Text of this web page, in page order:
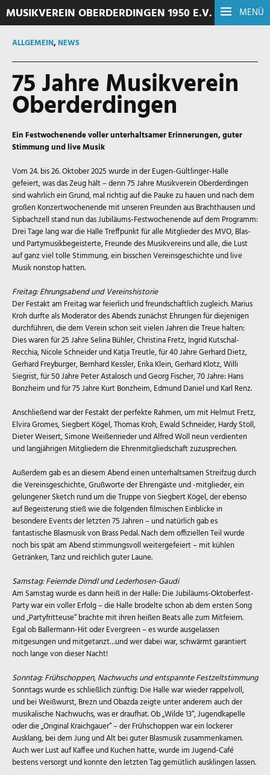
MENÜ
MUSIKVEREIN OBERDERDINGEN 1950 E.V.
ALLGEMEIN,NEWS
75 Jahre Musikverein
Oberderdingen
Ein Festwochenende voller unterhaltsamer Erinnerungen, guter
Stimmung und live Musik
Vom 24. bis 26. Oktober 2025 wurde in der Eugen-Gültlinger-Halle
gefeiert, was das Zeug hält – denn 75 Jahre Musikverein Oberderdingen
sind wahrlich ein Grund, mal richtig auf die Pauke zu hauen und nach dem
großen Konzertwochenende mit unseren Freunden aus Brachthausen und
Sipbachzell stand nun das Jubiläums-Festwochenende auf dem Programm:
Drei Tage lang war die Halle Treffpunkt für alle Mitglieder des MVO, Blas-
und Partymusikbegeisterte, Freunde des Musikvereins und alle, die Lust
auf ganz viel tolle Stimmung, ein bisschen Vereinsgeschichte und live
Musik nonstop hatten.
Freitag: Ehrungsabend und Vereinshistorie
Der Festakt am Freitag war feierlich und freundschaftlich zugleich. Marius
Kroh durfte als Moderator des Abends zunächst Ehrungen für diejenigen
durchführen, die dem Verein schon seit vielen Jahren die Treue halten:
Dies waren für 25 Jahre Selina Bühler, Christina Fretz, Ingrid Kutschal-
Recchia, Nicole Schneider und Katja Treutle, für 40 Jahre Gerhard Dietz,
Gerhard Freyburger, Bernhard Kessler, Erika Klein, Gerhard Klotz, Willi
Siegrist, für 50 Jahre Peter Astalosch und Georg Fischer, 70 Jahre: Hans
Bonzheim und für 75 Jahre Kurt Bonzheim, Edmund Daniel und Karl Renz.
Anschließend war der Festakt der perfekte Rahmen, um mit Helmut Fretz,
Elvira Gromes, Siegbert Kögel, Thomas Kroh, Ewald Schneider, Hardy Stoll,
Dieter Weisert, Simone Weißenrieder und Alfred Woll neun verdienten
und langjährigen Mitgliedern die Ehrenmitgliedschaft zuzusprechen.
Außerdem gab es an diesem Abend einen unterhaltsamen Streifzug durch
die Vereinsgeschichte, Grußworte der Ehrengäste und -mitglieder, ein
gelungener Sketch rund um die Truppe von Siegbert Kögel, der ebenso
auf Begeisterung stieß wie die folgenden filmischen Einblicke in
besondere Events der letzten 75 Jahren – und natürlich gab es
fantastische Blasmusik von Brass Pedal. Nach dem offiziellen Teil wurde
noch bis spät am Abend stimmungsvoll weitergefeiert – mit kühlen
Getränken, Tanz und reichlich guter Laune.
Samstag: Feiernde Dirndl und Lederhosen-Gaudi
Am Samstag wurde es dann heiß in der Halle: Die Jubiläums-Oktoberfest-
Party war ein voller Erfolg – die Halle brodelte schon ab dem ersten Song
und „Partyfritteuse“ brachte mit ihren heißen Beats alle zum Mitfeiern.
Egal ob Ballermann-Hit oder Evergreen – es wurde ausgelassen
mitgesungen und mitgetanzt…und wer dabei war, schwärmt garantiert
noch lange von dieser Nacht!
Sonntag: Frühschoppen, Nachwuchs und entspannte Festzeltstimmung
Sonntags wurde es schließlich zünftig: Die Halle war wieder rappelvoll,
und bei Weißwurst, Brezn und Obazda zeigte unter anderem auch der
musikalische Nachwuchs, was er draufhat. Ob „Wilde 13“, Jugendkapelle
oder die „Original Kraichgauer“ – der Frühschoppen war ein lockerer
Ausklang, bei dem Jung und Alt bei guter Blasmusik zusammenkamen.
Auch wer Lust auf Kaffee und Kuchen hatte, wurde im Jugend-Café
bestens versorgt und konnte den letzten Tag gemütlich ausklingen lassen.